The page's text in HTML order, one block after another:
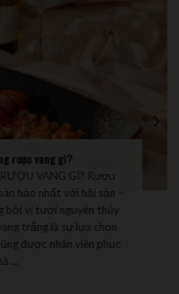
rượu vang gì?
VANG GÌ? Rượu
hảo nhất với hải sản –
bởi vị tươi nguyên thủy
trắng là sự lựa chọn
được nhân viên phục
...